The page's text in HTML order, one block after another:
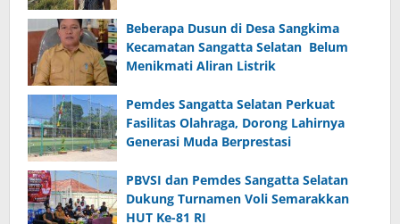
Beberapa Dusun di Desa Sangkima
Kecamatan Sangatta Selatan Belum
Menikmati Aliran Listrik
Pemdes Sangatta Selatan Perkuat
Fasilitas Olahraga, Dorong Lahirnya
Generasi Muda Berprestasi
PBVSI dan Pemdes Sangatta Selatan
Dukung Turnamen Voli Semarakkan
HUT Ke-81 RI